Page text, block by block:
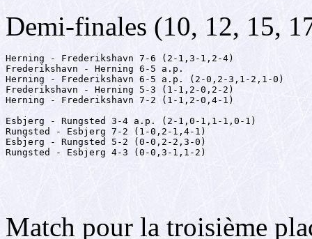
Demi-finales (10, 12, 15,
Herning - Frederikshavn 7-6 (2-1,3-1,2-4)
Frederikshavn - Herning 6-5 a.p.
Herning - Frederikshavn 6-5 a.p. (2-0,2-3,1-2,1-0)
Frederikshavn - Herning 5-3 (1-1,2-0,2-2)
Herning - Frederikshavn 7-2 (1-1,2-0,4-1)
Esbjerg - Rungsted 3-4 a.p. (2-1,0-1,1-1,0-1)
Rungsted - Esbjerg 7-2 (1-0,2-1,4-1)
Esbjerg - Rungsted 5-2 (0-0,2-2,3-0)
Rungsted - Esbjerg 4-3 (0-0,3-1,1-2)
Match pour la troisième